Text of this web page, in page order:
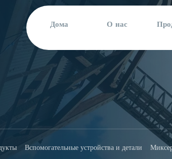
Дома О нас
Вспомогательные устройства и детали